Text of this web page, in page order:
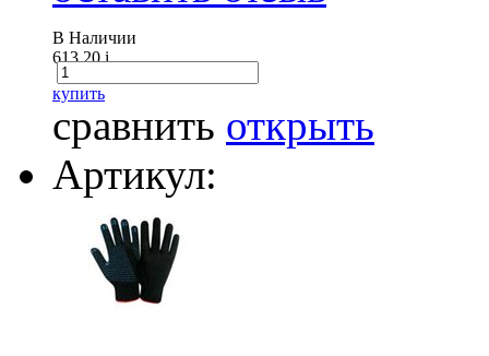
В Наличии
613.20i
купить
сравнить открыть
Артикул: